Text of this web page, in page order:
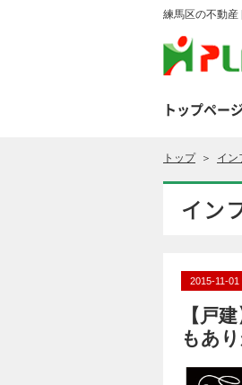
練馬区の不動産
トップペー
トップ＞ イン
イン
2015-11-01
【戸
もあ